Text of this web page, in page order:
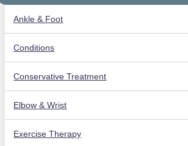
Ankle & Foot
Conditions
Conservative Treatment
Elbow & Wrist
Exercise Therapy